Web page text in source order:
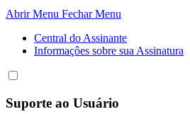
Abrir Menu Fechar Menu
Central do Assinante
Informaçôes sobre sua Assinatura
Suporte ao Usuário